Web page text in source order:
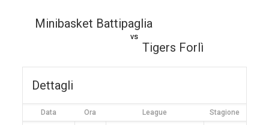
Minibasket Battipaglia
vs
Tigers Forlì
Dettagli
Data Ora League Stagione